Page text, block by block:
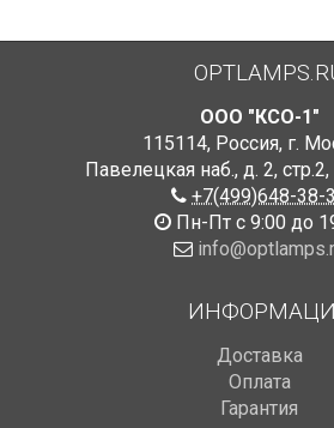
ООО "КСО-1"
115114, Россия, г.
Павелецкая наб., д. 2, стр.2,
+7(499)648-38-
Пн-Пт с 9:00 до
Доставка
Оплата
Гарантия